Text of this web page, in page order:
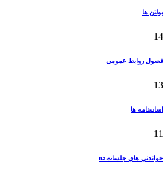
بولتن ها
14
فصول روابط عمومی
13
اساسنامه ها
11
خواندنی های جلساتna